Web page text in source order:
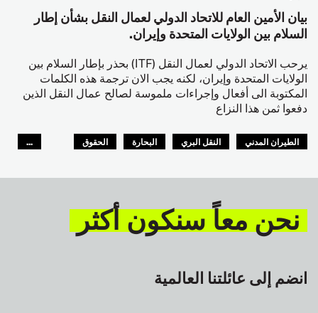
بيان الأمين العام للاتحاد الدولي لعمال النقل بشأن إطار
السلام بين الولايات المتحدة وإيران.
يرحب الاتحاد الدولي لعمال النقل (ITF) بحذر بإطار السلام بين
الولايات المتحدة وإيران، لكنه يجب الان ترجمة هذه الكلمات
المكتوبة الى أفعال وإجراءات ملموسة لصالح عمال النقل الذين
دفعوا ثمن هذا النزاع
الطيران المدني النقل البري البحارة
الحقوق
...
نحن معاً سنكون أكثر
انضم إلى عائلتنا العالمية